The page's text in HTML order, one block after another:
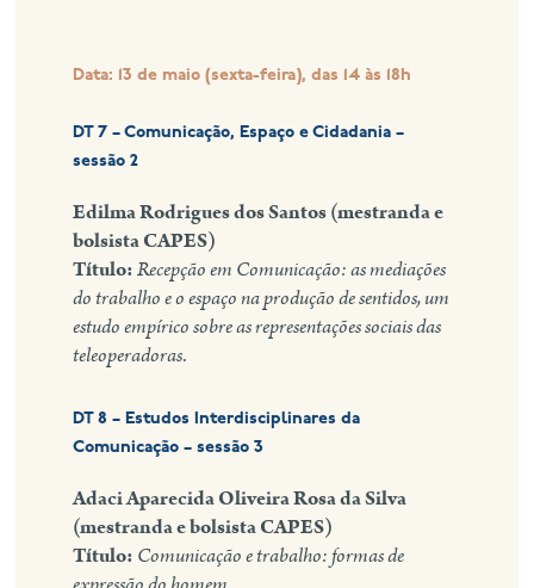
Data: 13 de maio (sexta-feira), das 14 às 18h
DT 7 – Comunicação, Espaço e Cidadania –
sessão 2
Edilma Rodrigues dos Santos(mestranda e
bolsista CAPES)
Título:Recepção em Comunicação: as mediações
do trabalho e o espaço na produção de sentidos, um
estudo empírico sobre as representações sociais das
teleoperadoras.
DT 8 – Estudos Interdisciplinares da
Comunicação – sessão 3
Adaci Aparecida Oliveira Rosa da Silva
(mestranda e bolsista CAPES)
Título: Comunicação e trabalho: formas de